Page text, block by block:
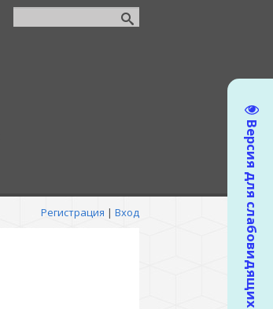
Версия для слабовидящих
Регистрация | Вход